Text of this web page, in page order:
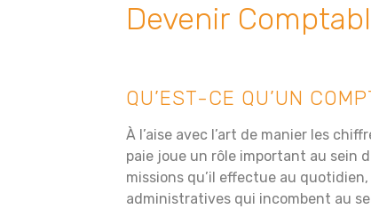
Devenir
QU’EST-CE QU’UN
À l’aise avec l’art de manier les
paie joue un rôle important au sein
missions qu’il effectue au
administratives qui incombent au